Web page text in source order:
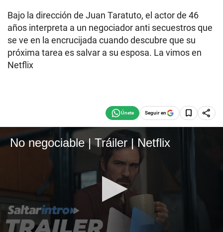
Bajo la dirección de Juan Taratuto, el actor de 46
años interpreta a un negociador anti secuestros que
se ve en la encrucijada cuando descubre que su
próxima tarea es salvar a su esposa. La vimos en
Netflix
Seguir en
No negociable | Tráiler | Netflix